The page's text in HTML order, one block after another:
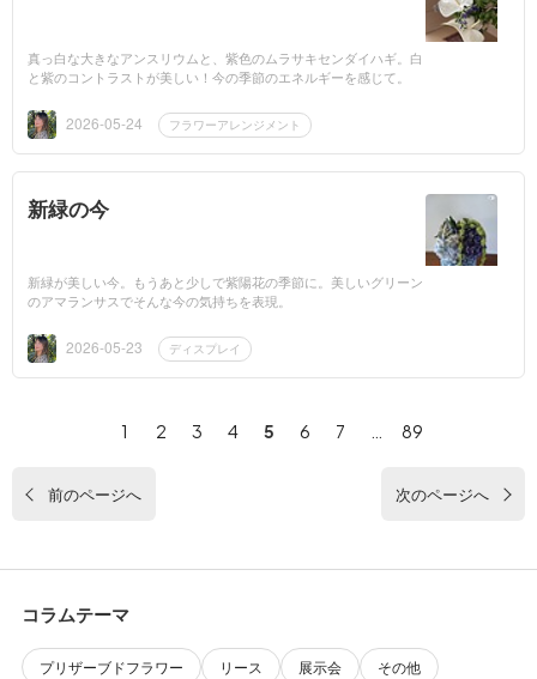
真っ白な大きなアンスリウムと、紫色のムラサキセンダイハギ。白
と紫のコントラストが美しい！今の季節のエネルギーを感じて。
2026-05-24 フラワーアレンジメント
新緑の今
新緑が美しい今。もうあと少しで紫陽花の季節に。美しいグリーン
のアマランサスでそんな今の気持ちを表現。
2026-05-23 ディスプレイ
前のページへ
1 2 3 4 5 6 7 89
次のページへ
コラムテーマ
プリザーブドフラワー リース 展示会
その他